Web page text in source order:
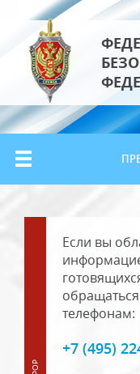
Если вы
телефонам:
+7 (495)